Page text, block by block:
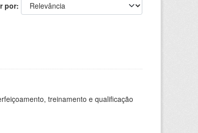
por
treinamento e qualificação